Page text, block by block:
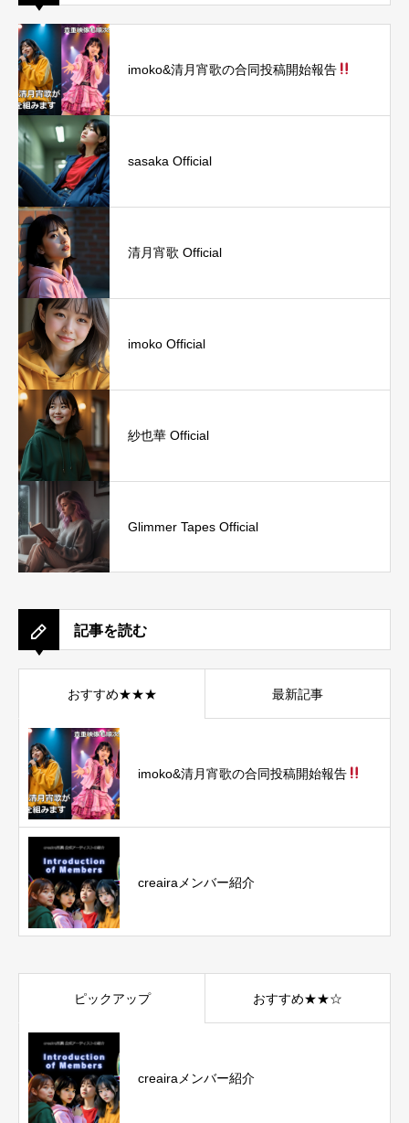
imoko&清月宵歌の合同投稿開始報告
sasaka Official
清月宵歌 Official
imoko Official
紗也華 Official
Glimmer Tapes Official
記事を読む
おすすめ★★★ 最新記事
imoko&清月宵歌の合同投稿開始報告
creairaメンバー紹介
ピックアップ おすすめ★★☆
creairaメンバー紹介